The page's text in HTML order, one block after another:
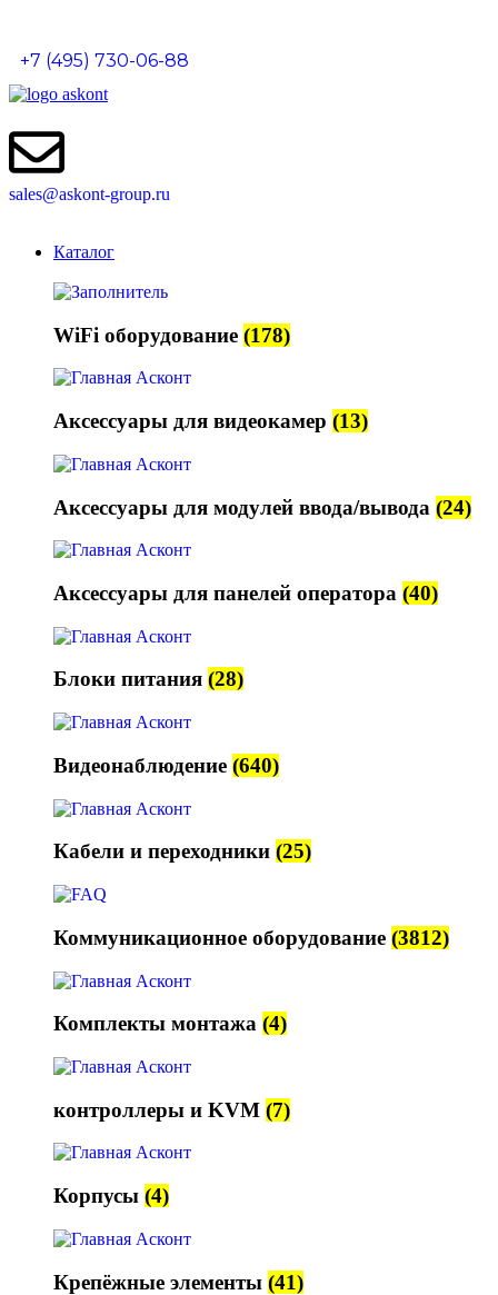
+7 (495) 730-06-88
sales@askont-group.ru
Каталог
WiFi оборудование (178)
Аксессуары для видеокамер (13)
Аксессуары для модулей ввода/вывода (24)
Аксессуары для панелей оператора (40)
Блоки питания (28)
Видеонаблюдение (640)
Кабели и переходники (25)
Коммуникационное оборудование (3812)
Комплекты монтажа (4)
контроллеры и KVM (7)
Корпусы (4)
Крепёжные элементы (41)